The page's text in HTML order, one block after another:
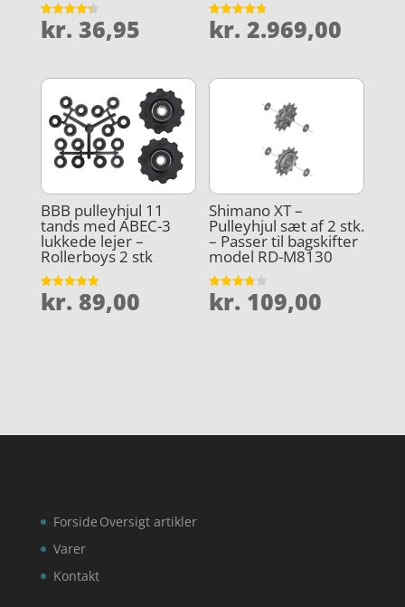
Vurderet
4.3
kr. 36,95
Vurderet
4.8
kr. 2.969,00
BBB pulleyhjul 11
tands med ABEC-3
lukkede lejer –
Rollerboys 2 stk
Vurderet
5
kr. 89,00
Shimano XT –
Pulleyhjul sæt af 2 stk.
– Passer til bagskifter
model RD-M8130
Vurderet
3.8
kr. 109,00
Forside
Varer
Kontakt
Oversigt artikler